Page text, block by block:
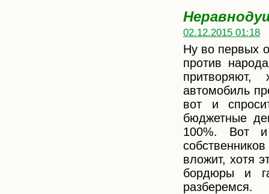
02.12.2015 01:18
Ну во первых
против
автомобиль
вот и
бюджетные
100%. Вот и
вложит, хотя
бордюры и
разберемся.